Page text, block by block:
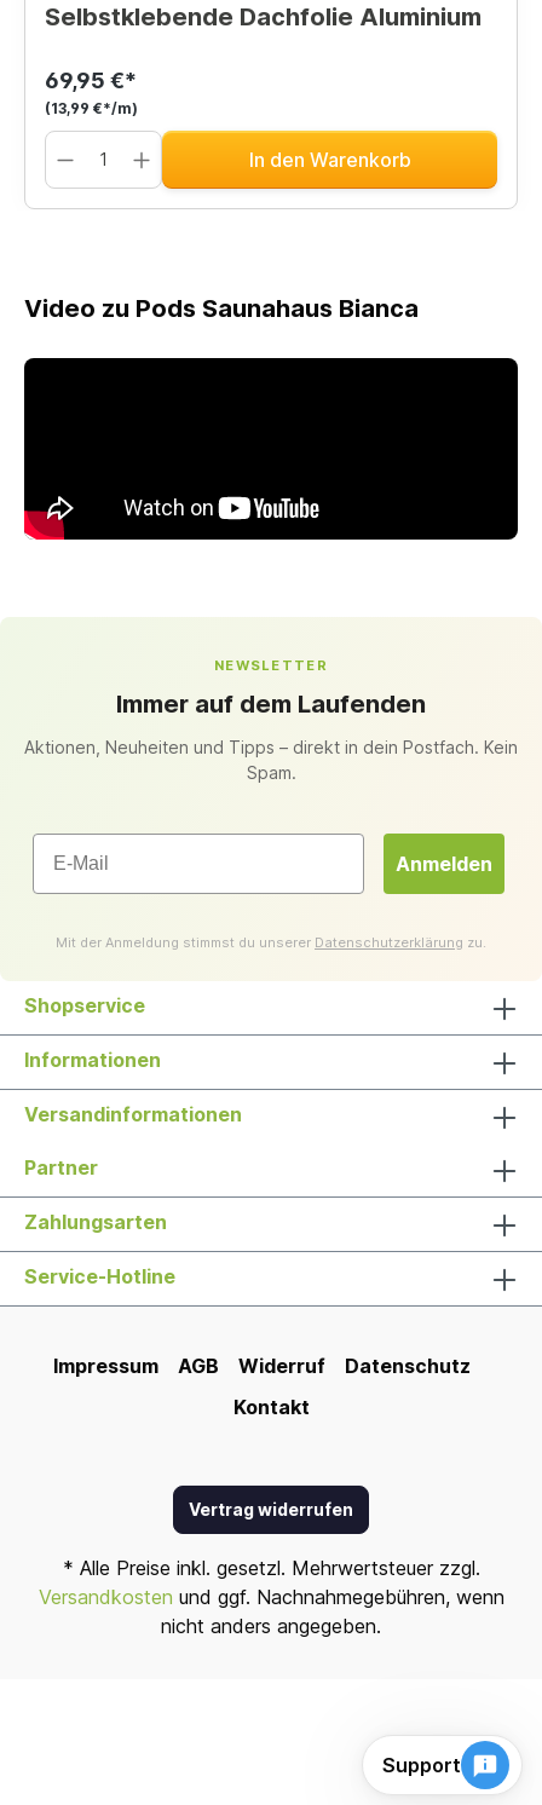
Selbstklebende Dachfolie Aluminium
69,95 €*
(13,99 €*/m)
In den Warenkorb
Video zu Pods Saunahaus Bianca
NEWSLETTER
Immer auf dem Laufenden
Aktionen, Neuheiten und Tipps – direkt in dein Postfach. Kein
Spam.
Email
Anmelden
Mit der Anmeldung stimmst du unserer Datenschutzerklärung zu.
Shopservice
Informationen
Versandinformationen
Partner
Zahlungsarten
Service-Hotline
Impressum AGB Widerruf
Datenschutz
Kontakt
Vertrag widerrufen
* Alle Preise inkl. gesetzl. Mehrwertsteuer zzgl.
Versandkosten und ggf. Nachnahmegebühren, wenn
nicht anders angegeben.
Support